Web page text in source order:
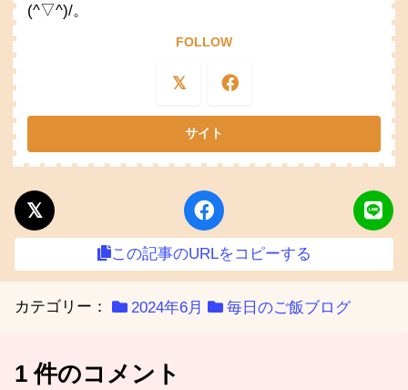
(^▽^)/。
FOLLOW
この記事のURLをコピーする
カテゴリー： 2024年6月 毎日のご飯ブログ
1 件のコメント